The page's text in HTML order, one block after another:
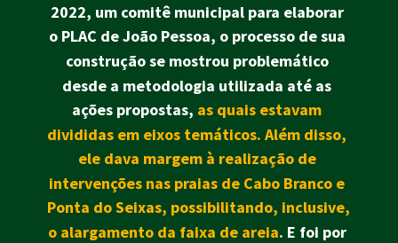
2022, um comitê municipal para elaborar
o PLAC de João Pessoa, o processo de sua
construção se mostrou problemático
desde a metodologia utilizada até as
ações propostas, as quais estavam
divididas em eixos temáticos. Além disso,
ele dava margem à realização de
intervenções nas praias de Cabo Branco e
Ponta do Seixas, possibilitando, inclusive,
o alargamento da faixa de areia. E foi por